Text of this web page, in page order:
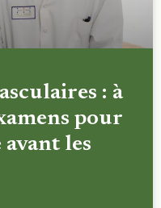
: à
pour
les